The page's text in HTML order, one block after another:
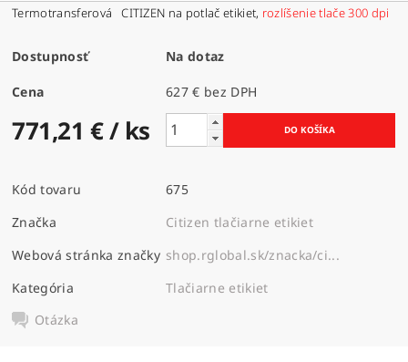
Termotransferová CITIZEN na potlač etikiet, rozlíšenie tlače 300 dpi
Dostupnosť Na dotaz
Cena 627 € bez DPH
771,21 €/ ks
Kód tovaru
675
Značka
Citizen tlačiarne etikiet
Webová stránka značky shop.rglobal.sk/znacka/ci...
Kategória
Tlačiarne etikiet
Otázka